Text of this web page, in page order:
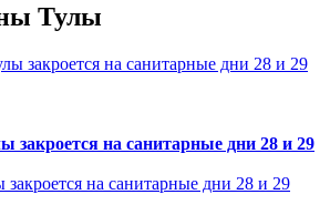
Тулы
закроется на санитарные дни 28 и 29
на санитарные дни 28 и 29